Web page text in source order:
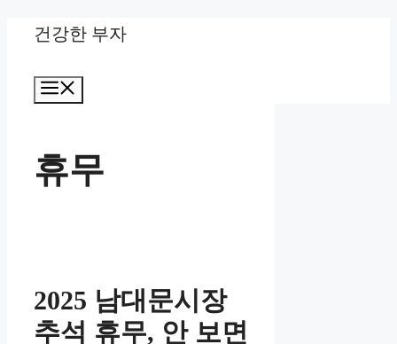
Skip
content
건강한 부자
휴무
2025 남대문시장
추석 휴무, 안 보면